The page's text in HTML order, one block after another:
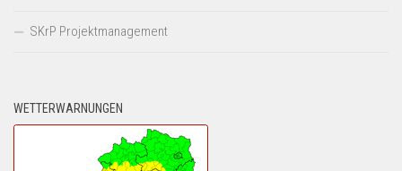
SKrP Projektmanagement
WETTERWARNUNGEN